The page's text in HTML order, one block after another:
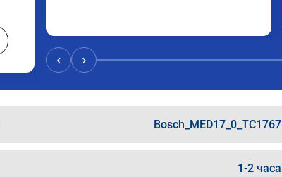
‹ ›
Bosch_MED17_0_TC1767
1-2 часа